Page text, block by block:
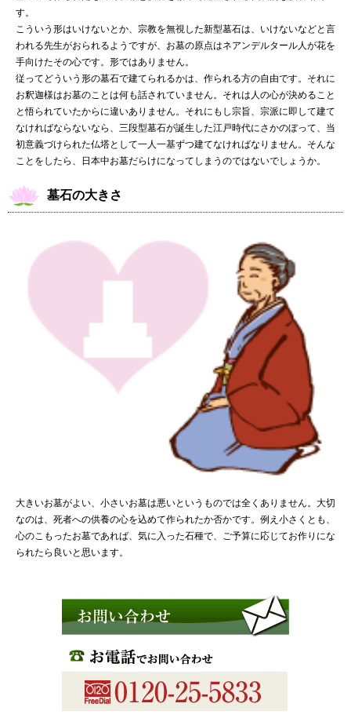
す。
こういう形はいけないとか、宗教を無視した新型墓石は、いけないなどと言
われる先生がおられるようですが、お墓の原点はネアンデルタール人が花を
手向けたその心です。形ではありません。
従ってどういう形の墓石で建てられるかは、作られる方の自由です。それに
お釈迦様はお墓のことは何も話されていません。それは人の心が決めること
と悟られていたからに違いありません。それにもし宗旨、宗派に即して建て
なければならないなら、三段型墓石が誕生した江戸時代にさかのぼって、当
初意義づけられた仏塔として一人一基ずつ建てなければなりません。そんな
ことをしたら、日本中お墓だらけになってしまうのではないでしょうか。
墓石の大きさ
大きいお墓がよい、小さいお墓は悪いというものでは全くありません。大切
なのは、死者への供養の心を込めて作られたか否かです。例え小さくとも、
心のこもったお墓であれば、気に入った石種で、ご予算に応じてお作りにな
られたら良いと思います。